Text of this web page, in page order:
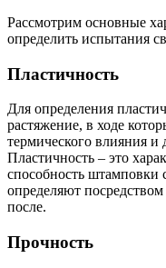
Рассмотрим основные
определить испытания
Пластичность
Для определения
растяжение, в ходе
термического влияния
Пластичность – это
способность штамповки
определяют
после.
Прочность